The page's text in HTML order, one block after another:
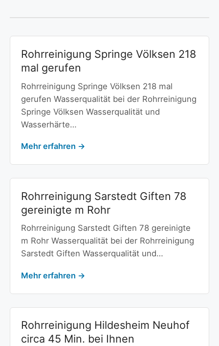
Rohrreinigung Springe Völksen 218
mal gerufen
Rohrreinigung Springe Völksen 218 mal
gerufen Wasserqualität bei der Rohrreinigung
Springe Völksen Wasserqualität und
Wasserhärte…
Mehr erfahren →
Rohrreinigung Sarstedt Giften 78
gereinigte m Rohr
Rohrreinigung Sarstedt Giften 78 gereinigte
m Rohr Wasserqualität bei der Rohrreinigung
Sarstedt Giften Wasserqualität und…
Mehr erfahren →
Rohrreinigung Hildesheim Neuhof
circa 45 Min. bei Ihnen